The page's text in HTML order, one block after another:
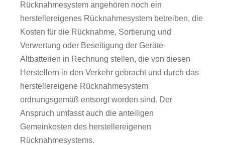
Rücknahmesystem angehören noch ein
herstellereigenes Rücknahmesystem betreiben, die
Kosten für die Rücknahme, Sortierung und
Verwertung oder Beseitigung der Geräte-
Altbatterien in Rechnung stellen, die von diesen
Herstellern in den Verkehr gebracht und durch das
herstellereigene Rücknahmesystem
ordnungsgemäß entsorgt worden sind. Der
Anspruch umfasst auch die anteiligen
Gemeinkosten des herstellereigenen
Rücknahmesystems.